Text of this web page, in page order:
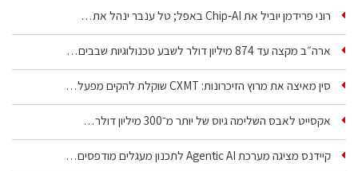
רוני פרידמן יוביל את Chip‑AI באפל; טל ענבר ינהל את…
ארה״ב מקצה עד 874 מיליון דולר לשבע טכנולוגיות שבבים…
סין מאיצה את מרוץ הזיכרונות: CXMT שוקלת להקים מפעל…
אקסייט לאבס השלימה גיוס של יותר מ־300 מיליון דולר…
קיידנס מציגה מערכת Agentic AI לתכנון מעגלים מודפסים…